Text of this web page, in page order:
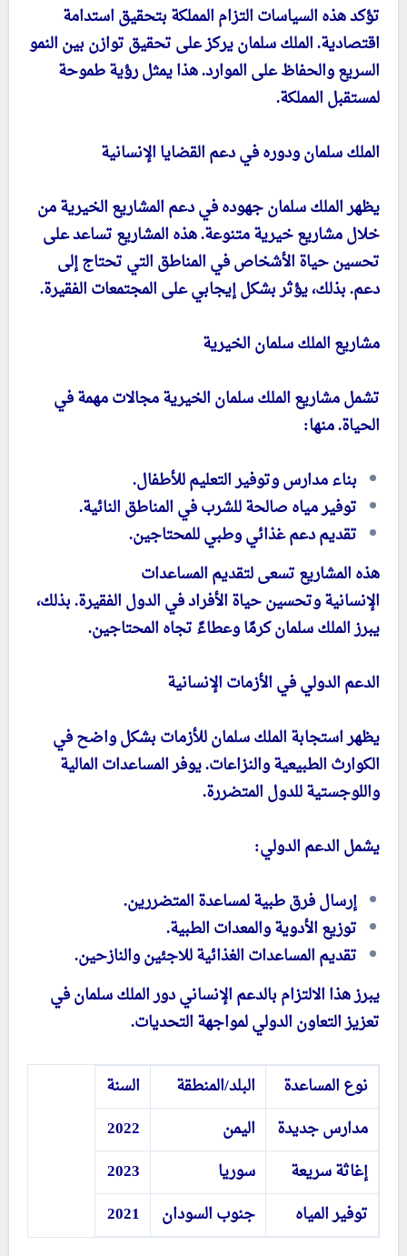
تؤكد هذه السياسات التزام المملكة بتحقيق استدامة
اقتصادية. الملك سلمان يركز على تحقيق توازن بين النمو
السريع والحفاظ على الموارد. هذا يمثل رؤية طموحة
لمستقبل المملكة.
الملك سلمان ودوره في دعم القضايا الإنسانية
يظهر الملك سلمان جهوده في دعم المشاريع الخيرية من
خلال مشاريع خيرية متنوعة. هذه المشاريع تساعد على
تحسين حياة الأشخاص في المناطق التي تحتاج إلى
دعم. بذلك، يؤثر بشكل إيجابي على المجتمعات الفقيرة.
مشاريع الملك سلمان الخيرية
تشمل مشاريع الملك سلمان الخيرية مجالات مهمة في
الحياة. منها:
بناء مدارس وتوفير التعليم للأطفال.
توفير مياه صالحة للشرب في المناطق النائية.
تقديم دعم غذائي وطبي للمحتاجين.
هذه المشاريع تسعى لتقديم المساعدات
الإنسانية وتحسين حياة الأفراد في الدول الفقيرة. بذلك،
يبرز الملك سلمان كرمًا وعطاءً تجاه المحتاجين.
الدعم الدولي في الأزمات الإنسانية
يظهر استجابة الملك سلمان للأزمات بشكل واضح في
الكوارث الطبيعية والنزاعات. يوفر المساعدات المالية
واللوجستية للدول المتضررة.
يشمل الدعم الدولي:
إرسال فرق طبية لمساعدة المتضررين.
توزيع الأدوية والمعدات الطبية.
تقديم المساعدات الغذائية للاجئين والنازحين.
يبرز هذا الالتزام بالدعم الإنساني دور الملك سلمان في
تعزيز التعاون الدولي لمواجهة التحديات.
نوع المساعدة البلد/المنطقة
السنة
مدارس جديدة
اليمن
2022
إغاثة سريعة
سوريا
2023
توفير المياه
جنوب السودان 2021